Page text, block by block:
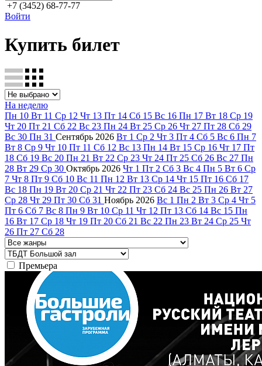
+7 (3452) 68-77-77
Войти
Купить билет
На неделю
Пн 10 Вт 11 Ср 12 Чт 13 Пт 14 Сб 15 Вс 16 Пн 17 Вт 18 Ср 19
Чт 20 Пт 21 Сб 22 Вс 23 Пн 24 Вт 25 Ср 26 Чт 27 Пт 28 Сб 29
Вс 30 Пн 31 Сентябрь 2026 Вт 1 Ср 2 Чт 3 Пт 4 Сб 5 Вс 6 Пн 7
Вт 8 Ср 9 Чт 10 Пт 11 Сб 12 Вс 13 Пн 14 Вт 15 Ср 16 Чт 17 Пт
18 Сб 19 Вс 20 Пн 21 Вт 22 Ср 23 Чт 24 Пт 25 Сб 26 Вс 27 Пн
28 Вт 29 Ср 30 Октябрь 2026 Чт 1 Пт 2 Сб 3 Вс 4 Пн 5 Вт 6 Ср
7 Чт 8 Пт 9 Сб 10 Вс 11 Пн 12 Вт 13 Ср 14 Чт 15 Пт 16 Сб 17
Вс 18 Пн 19 Вт 20 Ср 21 Чт 22 Пт 23 Сб 24 Вс 25 Пн 26 Вт 27
Ср 28 Чт 29 Пт 30 Сб 31 Ноябрь 2026 Вс 1 Пн 2 Вт 3 Ср 4 Чт 5
Пт 6 Сб 7 Вс 8 Пн 9 Вт 10 Ср 11 Чт 12 Пт 13 Сб 14 Вс 15 Пн
16 Вт 17 Ср 18 Чт 19 Пт 20 Сб 21 Вс 22 Пн 23 Вт 24 Ср 25 Чт
26 Пт 27 Сб 28
Премьера